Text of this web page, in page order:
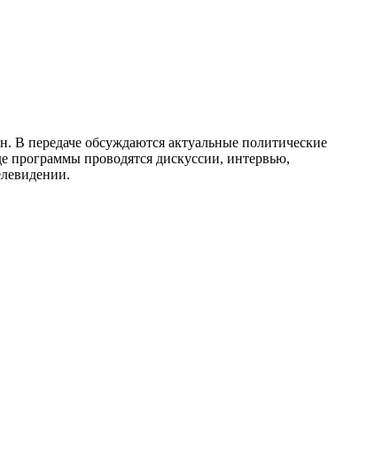
передаче обсуждаются актуальные политические
программы проводятся дискуссии, интервью,